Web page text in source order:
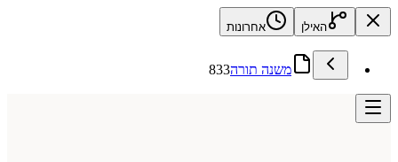
האילן אחרונות
משנה תורה833